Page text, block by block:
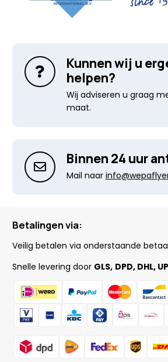
Kunnen wij u
helpen?
Wij adviseren u graag
maat.
Binnen 24 uur
Mail naar
Betalingen via:
Veilig betalen via onderstaande
Snelle levering door GLS, DPD, DHL,